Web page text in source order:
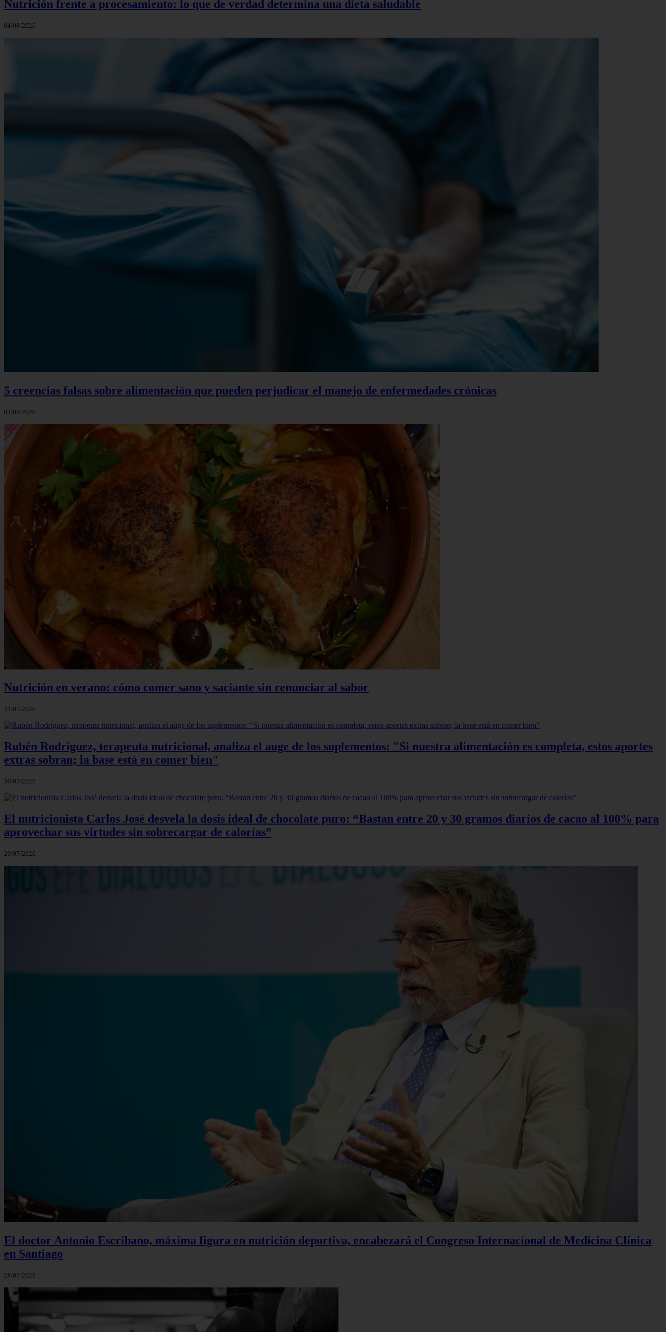
Nutrición frente a procesamiento: lo que de verdad determina una dieta saludable
04/08/2026
5 creencias falsas sobre alimentación que pueden perjudicar el manejo de enfermedades crónicas
03/08/2026
Nutrición en verano: cómo comer sano y saciante sin renunciar al sabor
31/07/2026
Rubén Rodríguez, terapeuta nutricional, analiza el auge de los suplementos: "Si nuestra alimentación es completa, estos aportes
extras sobran; la base está en comer bien"
30/07/2026
El nutricionista Carlos José desvela la dosis ideal de chocolate puro: “Bastan entre 20 y 30 gramos diarios de cacao al 100% para
aprovechar sus virtudes sin sobrecargar de calorías”
29/07/2026
El doctor Antonio Escribano, máxima figura en nutrición deportiva, encabezará el Congreso Internacional de Medicina Clínica
en Santiago
28/07/2026